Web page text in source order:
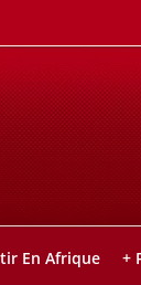
En Afrique +